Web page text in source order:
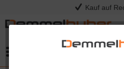
Kauf auf